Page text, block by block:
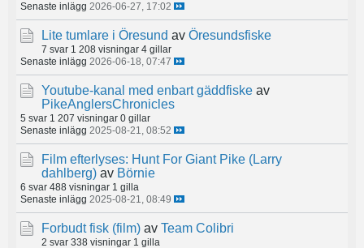
Senaste inlägg 2026-06-27, 17:02
Lite tumlare i Öresund av Öresundsfiske
7 svar 1 208 visningar 4 gillar
Senaste inlägg 2026-06-18, 07:47
Youtube-kanal med enbart gäddfiske av
PikeAnglersChronicles
5 svar 1 207 visningar 0 gillar
Senaste inlägg 2025-08-21, 08:52
Film efterlyses: Hunt For Giant Pike (Larry
dahlberg) av Börnie
6 svar 488 visningar 1 gilla
Senaste inlägg 2025-08-21, 08:49
Forbudt fisk (film) av Team Colibri
2 svar 338 visningar 1 gilla